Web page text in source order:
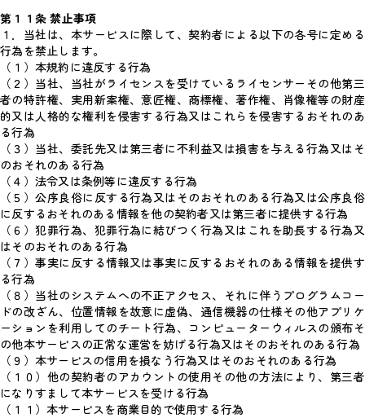
第１１条 禁止事項
１．当社は、本サービスに際して、契約者による以下の各号に定める
行為を禁止します。
（１）本規約に違反する行為
（２）当社、当社がライセンスを受けているライセンサーその他第三
者の特許権、実用新案権、意匠権、商標権、著作権、肖像権等の財産
的又は人格的な権利を侵害する行為又はこれらを侵害するおそれのあ
る行為
（３）当社、委託先又は第三者に不利益又は損害を与える行為又はそ
のおそれのある行為
（４）法令又は条例等に違反する行為
（５）公序良俗に反する行為又はそのおそれのある行為又は公序良俗
に反するおそれのある情報を他の契約者又は第三者に提供する行為
（６）犯罪行為、犯罪行為に結びつく行為又はこれを助長する行為又
はそのおそれのある行為
（７）事実に反する情報又は事実に反するおそれのある情報を提供す
る行為
（８）当社のシステムへの不正アクセス、それに伴うプログラムコー
ドの改ざん、位置情報を故意に虚偽、通信機器の仕様その他アプリケ
ーションを利用してのチート行為、コンピューターウィルスの頒布そ
の他本サービスの正常な運営を妨げる行為又はそのおそれのある行為
（９）本サービスの信用を損なう行為又はそのおそれのある行為
（１０）他の契約者のアカウントの使用その他の方法により、第三者
になりすまして本サービスを受ける行為
（１１）本サービスを商業目的で使用する行為